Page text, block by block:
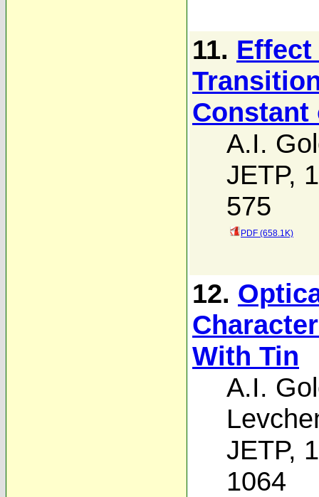
11.
Constant
A.I.
JETP,
575
PDF (658.1K)
12.
With Tin
A.I.
JETP,
1064